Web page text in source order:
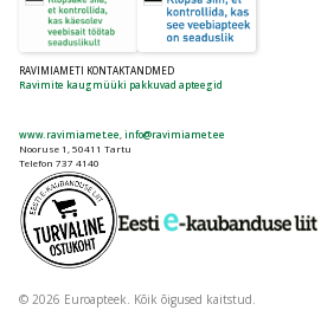
RAVIMIAMETI KONTAKTANDMED
Ravimite kaugmüüki pakkuvad apteegid
www.ravimiamet.ee info@ravimiamet.ee
Nooruse 1, 50411 Tartu
Telefon 737 4140
© 2026 Euroapteek. Kõik õigused kaitstud.